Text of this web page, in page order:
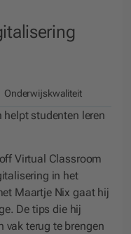
Onderwijskwaliteit
helpt studenten leren
Virtual Classroom
in het
Maartje Nix gaat hij
De tips die hij
vak terug te brengen